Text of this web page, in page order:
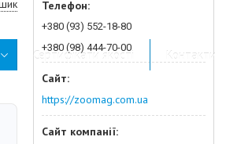
Сертифікати якості Контакти
+380 (93) 552-18-80
+380 (98) 444-70-00
https://zoomag.com.ua